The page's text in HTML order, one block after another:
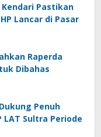
Pastikan
Lancar di Pasar
Raperda
Dibahas
Penuh
LAT Sultra Periode